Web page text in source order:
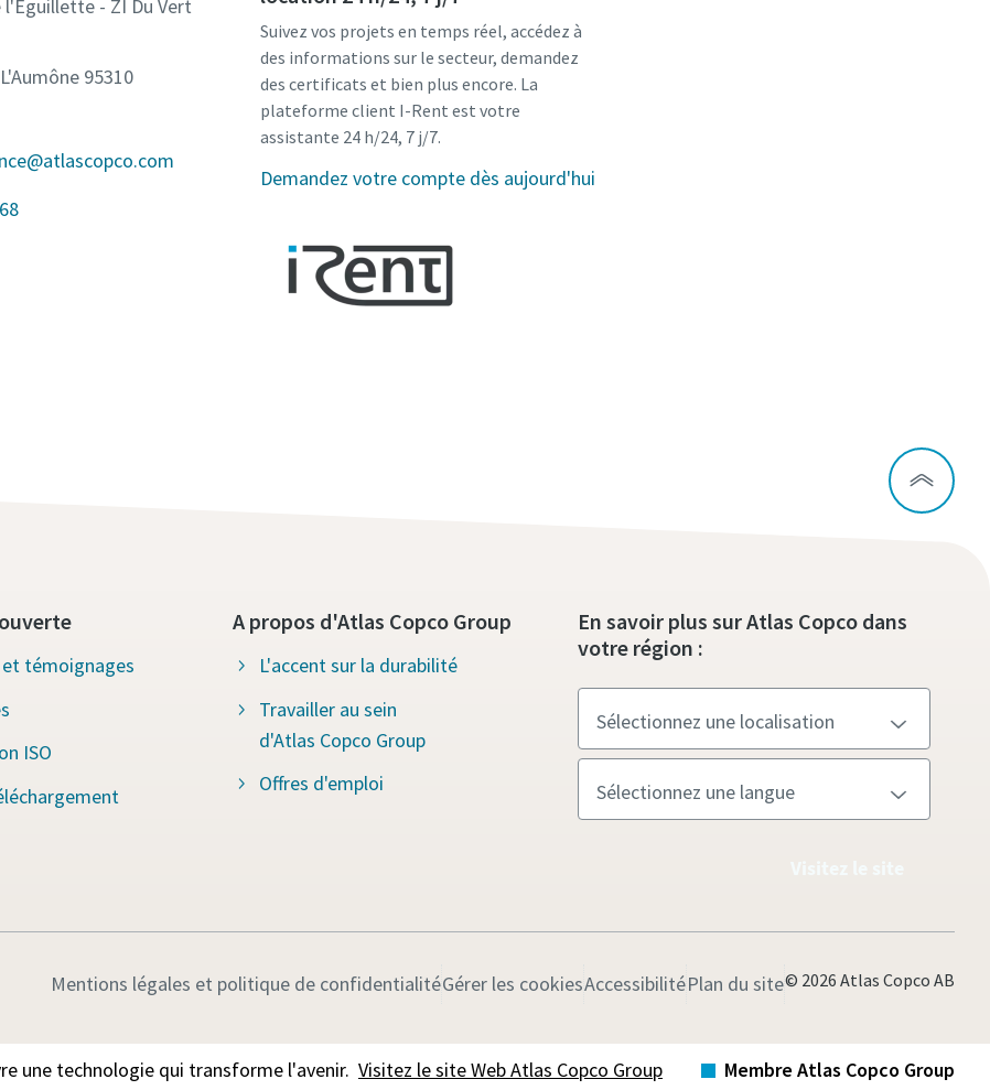
l'Eguillette - ZI Du Vert
95310
Suivez vos projets en temps réel, accédez à
des informations sur le secteur, demandez
des certificats et bien plus encore. La
plateforme client I-Rent est votre
assistante 24 h/24, 7 j/7.
Demandez votre compte dès aujourd'hui
et témoignages
ISO
A propos d'Atlas Copco Group
L'accent sur la durabilité
Travailler au sein
d'Atlas Copco Group
Offres d'emploi
En savoir plus sur Atlas Copco dans
votre région :
Mentions légales et politique de confidentialitéGérer les cookiesAccessibilitéPlan du site© 2026 Atlas Copco AB
une technologie qui transforme l'avenir. Visitez le site Web Atlas Copco Group Membre Atlas Copco Group